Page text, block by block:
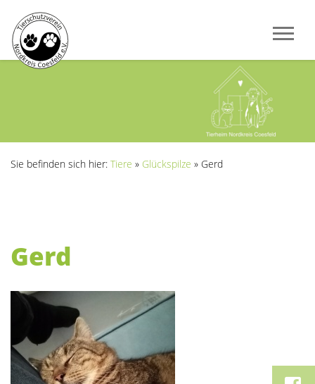
Sie befinden sich hier: Tiere » Glückspilze » Gerd
Gerd